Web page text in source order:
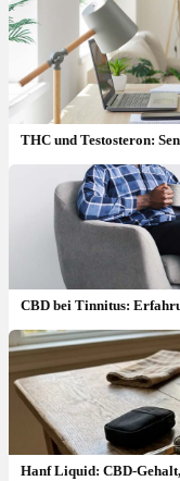
THC und Testosteron:
CBD bei Tinnitus:
Hanf Liquid: CBD-